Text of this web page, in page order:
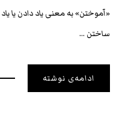
ساختن …
ادامه‌ی نوشته